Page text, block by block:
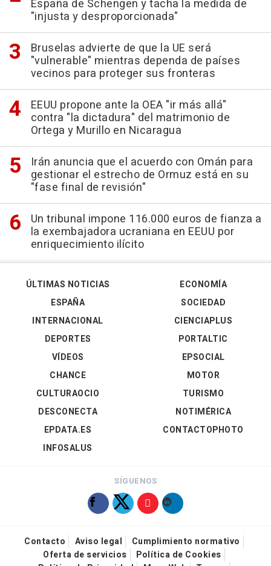
España de Schengen y tacha la medida de
"injusta y desproporcionada"
Bruselas advierte de que la UE será
"vulnerable" mientras dependa de países
vecinos para proteger sus fronteras
EEUU propone ante la OEA "ir más allá"
contra "la dictadura" del matrimonio de
Ortega y Murillo en Nicaragua
Irán anuncia que el acuerdo con Omán para
gestionar el estrecho de Ormuz está en su
"fase final de revisión"
Un tribunal impone 116.000 euros de fianza a
la exembajadora ucraniana en EEUU por
enriquecimiento ilícito
ÚLTIMAS NOTICIAS
ESPAÑA
INTERNACIONAL
DEPORTES
VÍDEOS
ECONOMÍA
SOCIEDAD
CIENCIAPLUS
PORTALTIC
EPSOCIAL
CHANCE
CULTURAOCIO
DESCONECTA
EPDATA.ES
INFOSALUS
MOTOR
TURISMO
NOTIMÉRICA
CONTACTOPHOTO
SÍGUENOS
Contacto Aviso legal
Cumplimiento normativo
Oferta de servicios
Política de Cookies